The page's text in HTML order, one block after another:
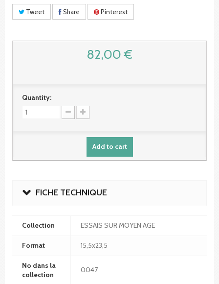
Tweet Share Pinterest
82,00 €
Quantity:
Add to cart
FICHE TECHNIQUE
Collection ESSAIS SUR MOYEN AGE
Format 15,5x23,5
No dans la
collection
0047